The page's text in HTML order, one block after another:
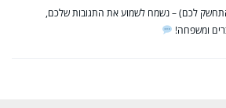
לכם) – נשמח לשמוע את התגובות שלכם,
ומשפחה!